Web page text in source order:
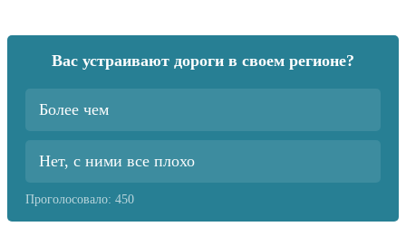
Вас устраивают дороги в своем регионе?
Более чем
Нет, с ними все плохо
Проголосовало: 450